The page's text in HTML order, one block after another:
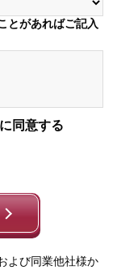
とがあればご記入
に同意する
よび同業他社様か